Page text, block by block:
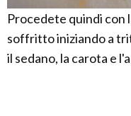
Procedete quindi con
soffritto iniziando a
il sedano, la carota e